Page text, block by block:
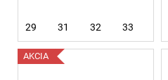
29 31 32 33
AKCIA